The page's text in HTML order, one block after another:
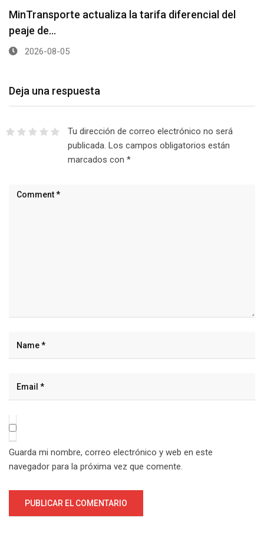
MinTransporte actualiza la tarifa diferencial del
peaje de…
2026-08-05
Deja una respuesta
Tu dirección de correo electrónico no será
publicada. Los campos obligatorios están
marcados con *
Guarda mi nombre, correo electrónico y web en este
navegador para la próxima vez que comente.